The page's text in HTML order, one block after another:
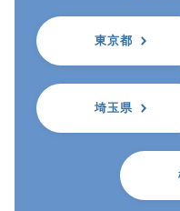
東京都
埼玉県